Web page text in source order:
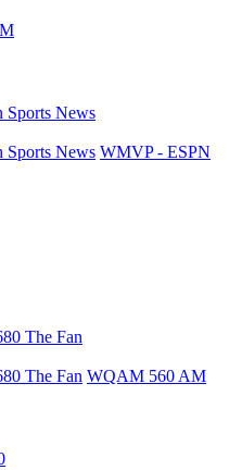
Sports News
Sports News WMVP - ESPN
The Fan
The Fan WQAM 560 AM